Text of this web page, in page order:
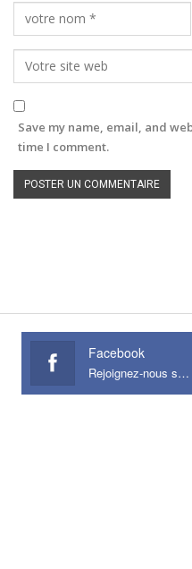
Save my name, email, and
time I comment.
Facebook
Rejoignez-nous sur Facebook